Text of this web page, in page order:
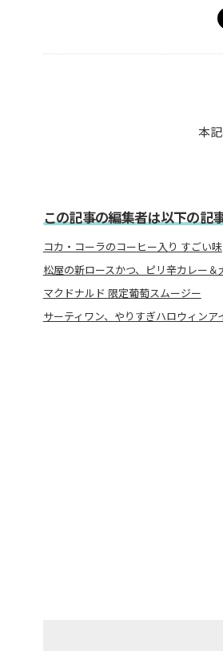
本
この記事の編集者は以下の記
コカ・コーラのコーヒー入り すごい味
松屋の新ロースかつ、ピリ辛カレー＆
マクドナルド 限定葡萄スムージー
サーティワン、やりすぎハロウィンア